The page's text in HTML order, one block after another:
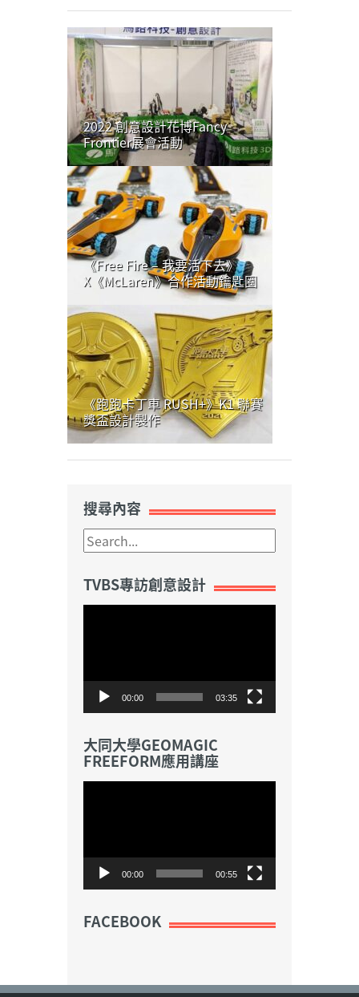
2022 創意設計花博Fancy
Frontier展會活動
《Free Fire – 我要活下去》
X《McLaren》合作活動鑰匙圈
《跑跑卡丁車 RUSH+》K1 聯賽
獎盃設計製作
搜尋內容
TVBS專訪創意設計
00:00 03:35
大同大學GEOMAGIC
FREEFORM應用講座
00:00 00:55
FACEBOOK